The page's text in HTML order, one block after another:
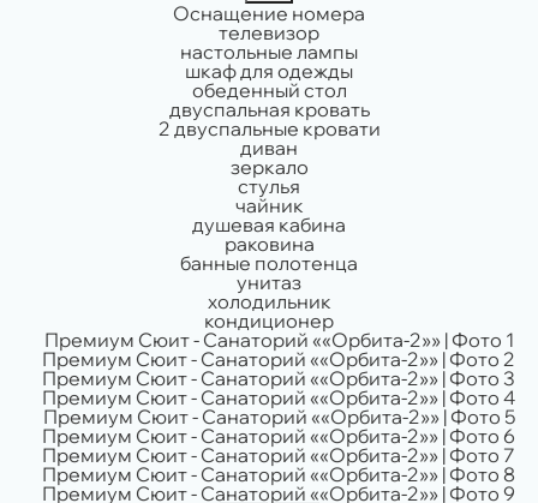
Оснащение номера
телевизор
настольные лампы
шкаф для одежды
обеденный стол
двуспальная кровать
2 двуспальные кровати
диван
зеркало
стулья
чайник
душевая кабина
раковина
банные полотенца
унитаз
холодильник
кондиционер